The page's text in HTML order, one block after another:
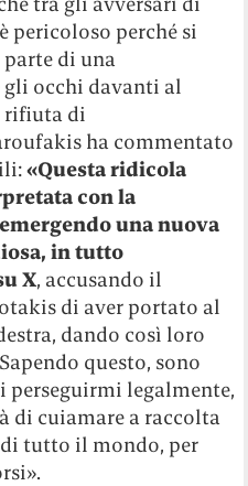
pericoloso perché si
di una
gli occhi davanti al
rifiuta di
ha commentato
«Questa ridicola
con la
una nuova
in tutto
X, accusando il
di aver portato al
dando così loro
questo, sono
perseguirmi legalmente,
di cuiamare a raccolta
di tutto il mondo, per